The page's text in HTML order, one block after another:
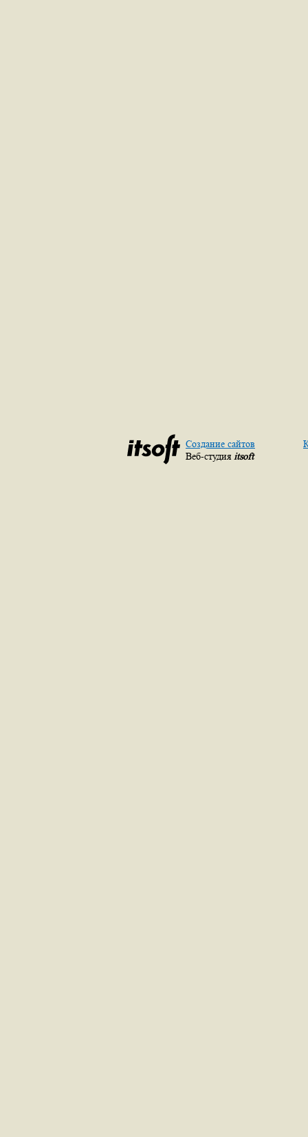
Создание сайтов
Веб-студия itsoft